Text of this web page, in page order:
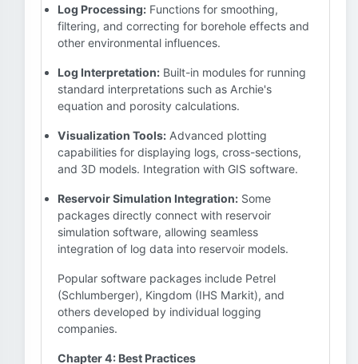
Log Processing: Functions for smoothing,
filtering, and correcting for borehole effects and
other environmental influences.
Log Interpretation: Built-in modules for running
standard interpretations such as Archie's
equation and porosity calculations.
Visualization Tools: Advanced plotting
capabilities for displaying logs, cross-sections,
and 3D models. Integration with GIS software.
Reservoir Simulation Integration: Some
packages directly connect with reservoir
simulation software, allowing seamless
integration of log data into reservoir models.
Popular software packages include Petrel
(Schlumberger), Kingdom (IHS Markit), and
others developed by individual logging
companies.
Chapter 4: Best Practices